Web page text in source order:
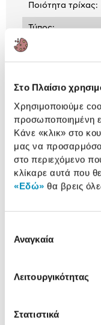
Στο Πλαίσιο
Χρησιμοποιούμε
προσωποποιημένη
Κάνε «κλικ» στο
μας να
στο περιεχόμενο
κλίκαρε αυτά που
«Εδώ» θα βρεις
συγκατάθεσης
Αναγκαία
Λειτουργικότητας
Στατιστικά
Ποιότητα τρίχας:
Τύπος:
παρουσίαση
Αναλυτική
Προδιαγραφές
προϊόντος
Χαρακτηριστικά
Αξιολογήσεις
Αξιολογήσεις